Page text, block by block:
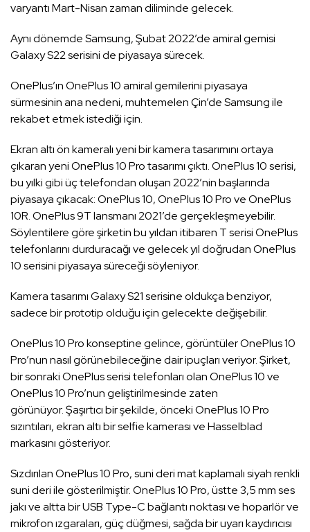
varyantı Mart-Nisan zaman diliminde gelecek.
Aynı dönemde Samsung, Şubat 2022’de amiral gemisi
Galaxy S22 serisini de piyasaya sürecek.
OnePlus’ın OnePlus 10 amiral gemilerini piyasaya
sürmesinin ana nedeni, muhtemelen Çin’de Samsung ile
rekabet etmek istediği için.
Ekran altı ön kameralı yeni bir kamera tasarımını ortaya
çıkaran yeni OnePlus 10 Pro tasarımı çıktı. OnePlus 10 serisi,
bu yılki gibi üç telefondan oluşan 2022’nin başlarında
piyasaya çıkacak: OnePlus 10, OnePlus 10 Pro ve OnePlus
10R. OnePlus 9T lansmanı 2021’de gerçekleşmeyebilir.
Söylentilere göre şirketin bu yıldan itibaren T serisi OnePlus
telefonlarını durduracağı ve gelecek yıl doğrudan OnePlus
10 serisini piyasaya süreceği söyleniyor.
Kamera tasarımı Galaxy S21 serisine oldukça benziyor,
sadece bir prototip olduğu için gelecekte değişebilir.
OnePlus 10 Pro konseptine gelince, görüntüler OnePlus 10
Pro’nun nasıl görünebileceğine dair ipuçları veriyor. Şirket,
bir sonraki OnePlus serisi telefonları olan OnePlus 10 ve
OnePlus 10 Pro’nun geliştirilmesinde zaten
görünüyor. Şaşırtıcı bir şekilde, önceki OnePlus 10 Pro
sızıntıları, ekran altı bir selfie kamerası ve Hasselblad
markasını gösteriyor.
Sızdırılan OnePlus 10 Pro, suni deri mat kaplamalı siyah renkli
suni deri ile gösterilmiştir. OnePlus 10 Pro, üstte 3,5 mm ses
jakı ve altta bir USB Type-C bağlantı noktası ve hoparlör ve
mikrofon ızgaraları, güç düğmesi, sağda bir uyarı kaydırıcısı